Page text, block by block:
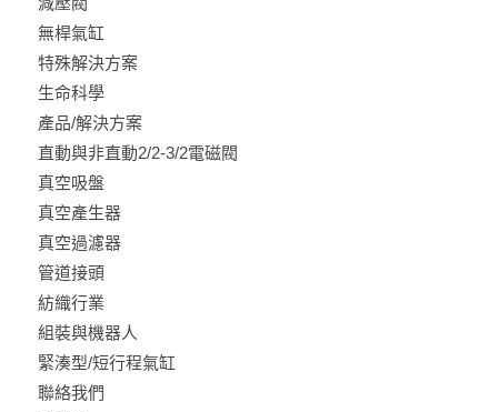
無桿氣缸
特殊解決方案
生命科學
產品/解決方案
直動與非直動2/2-3/2電磁閥
真空吸盤
真空產生器
真空過濾器
管道接頭
紡織行業
組裝與機器人
緊湊型/短行程氣缸
聯絡我們